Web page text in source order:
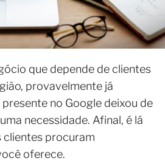
que depende de clientes
provavelmente já
no Google deixou de
necessidade. Afinal, é lá
clientes procuram
oferece.